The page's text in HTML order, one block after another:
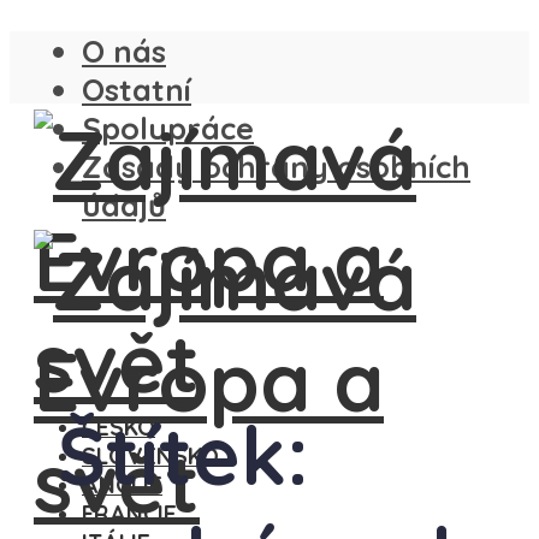
O nás
Ostatní
Spolupráce
Zásady ochrany osobních
údajů
ČESKO
SLOVENSKO
ANGLIE
FRANCIE
Štítek: